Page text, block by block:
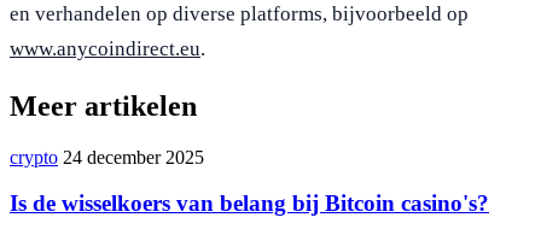
en verhandelen op diverse platforms, bijvoorbeeld op
www.anycoindirect.eu.
Meer artikelen
crypto 24 december 2025
Is de wisselkoers van belang bij Bitcoin casino's?